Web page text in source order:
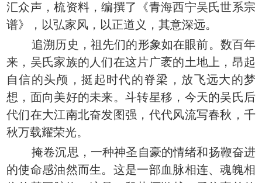
汇众声，梳资料，编撰了《青海西宁吴氏世系宗
谱》，以弘家风，以正道义，其意深远。
追溯历史，祖先们的形象如在眼前。数百年
来，吴氏家族的人们在这片广袤的土地上，昂起
自信的头颅，挺起时代的脊梁，放飞远大的梦
想，面向美好的未来。斗转星移，今天的吴氏后
代们在大江南北奋发图强，代代风流写春秋，千
秋万载耀荣光。
掩卷沉思，一种神圣自豪的情绪和扬鞭奋进
的使命感油然而生。这是一部血脉相连、魂魄相